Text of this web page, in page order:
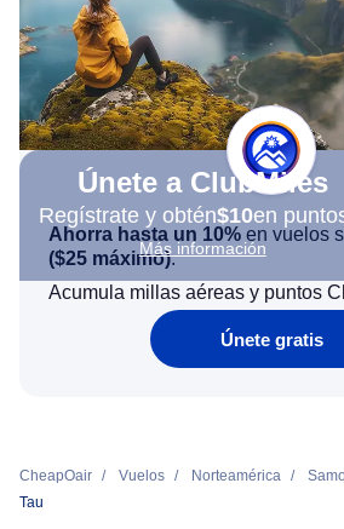
Únete a ClubMiles
Regístrate y obtén$10en
Más información
Ahorra hasta un 10% en vuelos
($25 máximo).
Acumula millas aéreas y puntos
Únete gratis
CheapOair Vuelos Norteamérica
Tau